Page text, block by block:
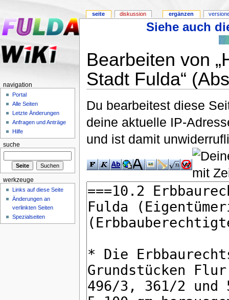
Siehe auch
Bearbeiten von
Stadt Fulda“
Du bearbeitest diese
deine aktuelle IP-
und ist damit
seite diskussion ergänzen
navigation
Portal
Alle Seiten
Letzte Änderungen
Anfragen und Anträge
Hilfe
suche
werkzeuge
Links auf diese Seite
Änderungen an
verlinkten Seiten
Spezialseiten